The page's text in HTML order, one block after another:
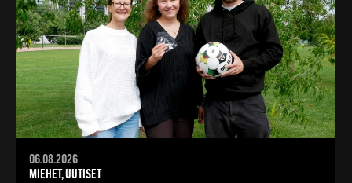
06.08.2026
MIEHET, UUTISET